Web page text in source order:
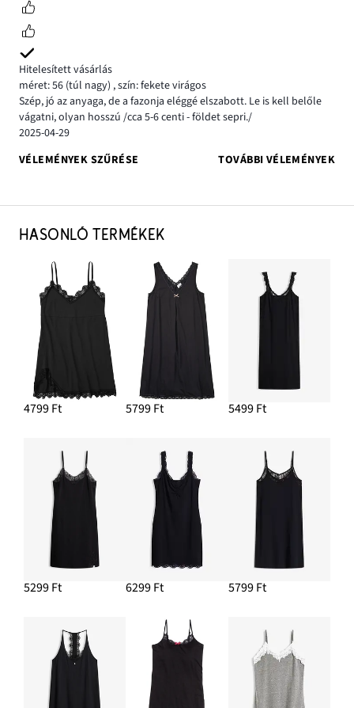
Hitelesített vásárlás
méret: 56 (túl nagy) ,szín: fekete virágos
Szép, jó az anyaga, de a fazonja eléggé elszabott. Le is kell belőle
vágatni, olyan hosszú /cca 5-6 centi - földet sepri./
2025-04-29
VÉLEMÉNYEK SZŰRÉSE
TOVÁBBI VÉLEMÉNYEK
HASONLÓ TERMÉKEK
4799 Ft 5799 Ft 5499 Ft
5299 Ft 6299 Ft 5799 Ft